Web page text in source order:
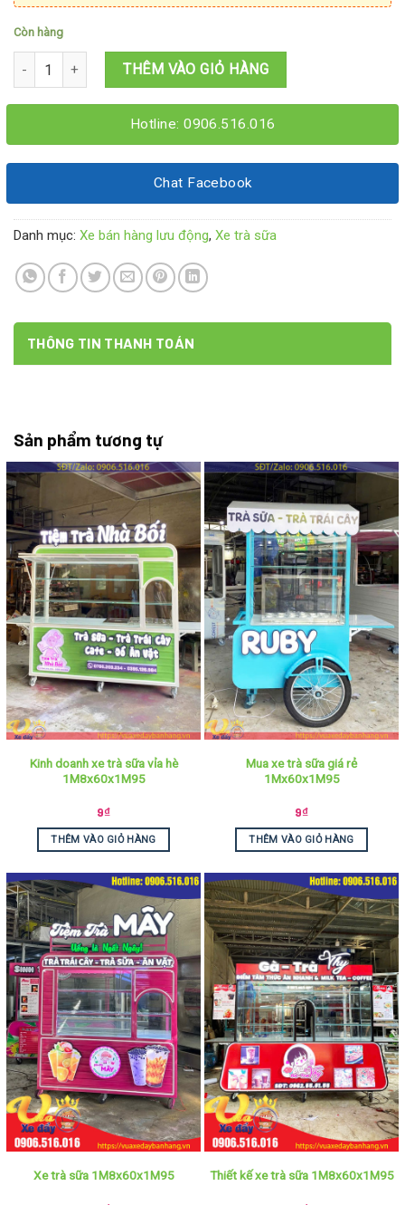
Còn hàng
Xe trà sữa đẹp 1M2x60x2M số lượng
THÊM VÀO GIỎ HÀNG
Hotline: 0906.516.016
Chat Facebook
Danh mục: Xe bán hàng lưu động, Xe trà sữa
THÔNG TIN THANH TOÁN
Sản phẩm tương tự
Kinh doanh xe trà sữa vỉa hè
1M8x60x1M95
9₫
THÊM VÀO GIỎ HÀNG
Mua xe trà sữa giá rẻ
1Mx60x1M95
9₫
THÊM VÀO GIỎ HÀNG
Xe trà sữa 1M8x60x1M95 Thiết kế xe trà sữa 1M8x60x1M95